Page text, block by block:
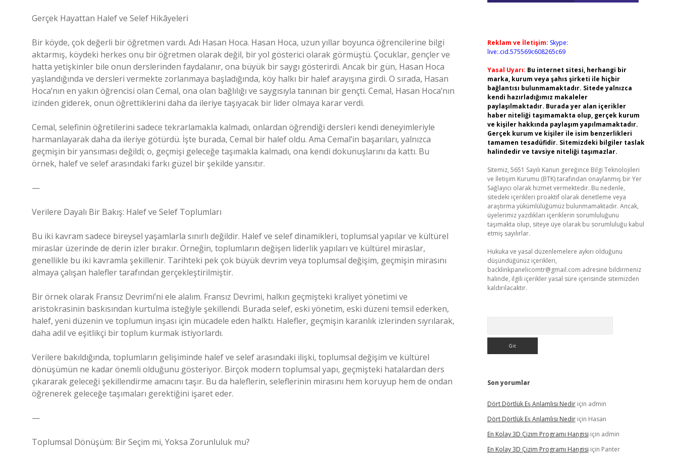
Gerçek Hayattan Halef ve Selef Hikâyeleri
Bir köyde, çok değerli bir öğretmen vardı. Adı Hasan Hoca. Hasan Hoca, uzun yıllar boyunca öğrencilerine bilgi
aktarmış, köydeki herkes onu bir öğretmen olarak değil, bir yol gösterici olarak görmüştü. Çocuklar, gençler ve
hatta yetişkinler bile onun derslerinden faydalanır, ona büyük bir saygı gösterirdi. Ancak bir gün, Hasan Hoca
yaşlandığında ve dersleri vermekte zorlanmaya başladığında, köy halkı bir halef arayışına girdi. O sırada, Hasan
Hoca’nın en yakın öğrencisi olan Cemal, ona olan bağlılığı ve saygısıyla tanınan bir gençti. Cemal, Hasan Hoca’nın
izinden giderek, onun öğrettiklerini daha da ileriye taşıyacak bir lider olmaya karar verdi.
Cemal, selefinin öğretilerini sadece tekrarlamakla kalmadı, onlardan öğrendiği dersleri kendi deneyimleriyle
harmanlayarak daha da ileriye götürdü. İşte burada, Cemal bir halef oldu. Ama Cemal’in başarıları, yalnızca
geçmişin bir yansıması değildi; o, geçmişi geleceğe taşımakla kalmadı, ona kendi dokunuşlarını da kattı. Bu
örnek, halef ve selef arasındaki farkı güzel bir şekilde yansıtır.
—
Verilere Dayalı Bir Bakış: Halef ve Selef Toplumları
Bu iki kavram sadece bireysel yaşamlarla sınırlı değildir. Halef ve selef dinamikleri, toplumsal yapılar ve kültürel
miraslar üzerinde de derin izler bırakır. Örneğin, toplumların değişen liderlik yapıları ve kültürel miraslar,
genellikle bu iki kavramla şekillenir. Tarihteki pek çok büyük devrim veya toplumsal değişim, geçmişin mirasını
almaya çalışan halefler tarafından gerçekleştirilmiştir.
Bir örnek olarak Fransız Devrimi’ni ele alalım. Fransız Devrimi, halkın geçmişteki kraliyet yönetimi ve
aristokrasinin baskısından kurtulma isteğiyle şekillendi. Burada selef, eski yönetim, eski düzeni temsil ederken,
halef, yeni düzenin ve toplumun inşası için mücadele eden halktı. Halefler, geçmişin karanlık izlerinden sıyrılarak,
daha adil ve eşitlikçi bir toplum kurmak istiyorlardı.
Verilere bakıldığında, toplumların gelişiminde halef ve selef arasındaki ilişki, toplumsal değişim ve kültürel
dönüşümün ne kadar önemli olduğunu gösteriyor. Birçok modern toplumsal yapı, geçmişteki hatalardan ders
çıkararak geleceği şekillendirme amacını taşır. Bu da haleflerin, seleflerinin mirasını hem koruyup hem de ondan
öğrenerek geleceğe taşımaları gerektiğini işaret eder.
—
Toplumsal Dönüşüm: Bir Seçim mi, Yoksa Zorunluluk mu?
Reklam ve İletişim: Skype:
live:.cid.575569c608265c69
Yasal Uyarı: Bu internet sitesi, herhangi bir
marka, kurum veya şahıs şirketi ile hiçbir
bağlantısı bulunmamaktadır. Sitede yalnızca
kendi hazırladığımız makaleler
paylaşılmaktadır. Burada yer alan içerikler
haber niteliği taşımamakta olup, gerçek kurum
ve kişiler hakkında paylaşım yapılmamaktadır.
Gerçek kurum ve kişiler ile isim benzerlikleri
tamamen tesadüfidir. Sitemizdeki bilgiler taslak
halindedir ve tavsiye niteliği taşımazlar.
Sitemiz, 5651 Sayılı Kanun gereğince Bilgi Teknolojileri
ve İletişim Kurumu (BTK) tarafından onaylanmış bir Yer
Sağlayıcı olarak hizmet vermektedir. Bu nedenle,
sitedeki içerikleri proaktif olarak denetleme veya
araştırma yükümlülüğümüz bulunmamaktadır. Ancak,
üyelerimiz yazdıkları içeriklerin sorumluluğunu
taşımakta olup, siteye üye olarak bu sorumluluğu kabul
etmiş sayılırlar.
Hukuka ve yasal düzenlemelere aykırı olduğunu
düşündüğünüz içerikleri,
backlinkpanelicomtr@gmail.com adresine bildirmeniz
halinde, ilgili içerikler yasal süre içerisinde sitemizden
kaldırılacaktır.
Son yorumlar
Dört Dörtlük Eş Anlamlısı Nediriçin admin
Dört Dörtlük Eş Anlamlısı Nediriçin Hasan
En Kolay 3D Çizim Programı Hangisi için admin
En Kolay 3D Çizim Programı Hangisi için Panter